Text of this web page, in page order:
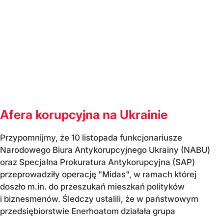
Afera korupcyjna na Ukrainie
Przypomnijmy, że 10 listopada funkcjonariusze
Narodowego Biura Antykorupcyjnego Ukrainy (NABU)
oraz Specjalna Prokuratura Antykorupcyjna (SAP)
przeprowadziły operację "Midas", w ramach której
doszło m.in. do przeszukań mieszkań polityków
i biznesmenów. Śledczy ustalili, że w państwowym
przedsiębiorstwie Enerhoatom działała grupa